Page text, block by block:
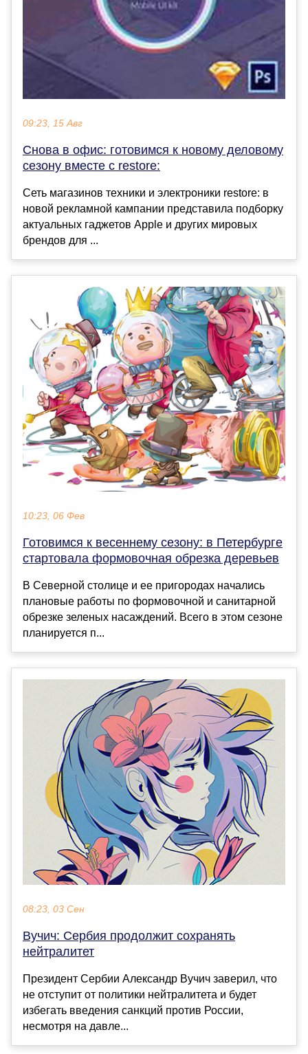
09:23, 15 Авг
Снова в офис: готовимся к новому деловому
сезону вместе с restore:
Сеть магазинов техники и электроники restore: в
новой рекламной кампании представила подборку
актуальных гаджетов Apple и других мировых
брендов для ...
10:23, 06 Фев
Готовимся к весеннему сезону: в Петербурге
стартовала формовочная обрезка деревьев
В Северной столице и ее пригородах начались
плановые работы по формовочной и санитарной
обрезке зеленых насаждений. Всего в этом сезоне
планируется п...
08:23, 03 Сен
Вучич: Сербия продолжит сохранять
нейтралитет
Президент Сербии Александр Вучич заверил, что
не отступит от политики нейтралитета и будет
избегать введения санкций против России,
несмотря на давле...